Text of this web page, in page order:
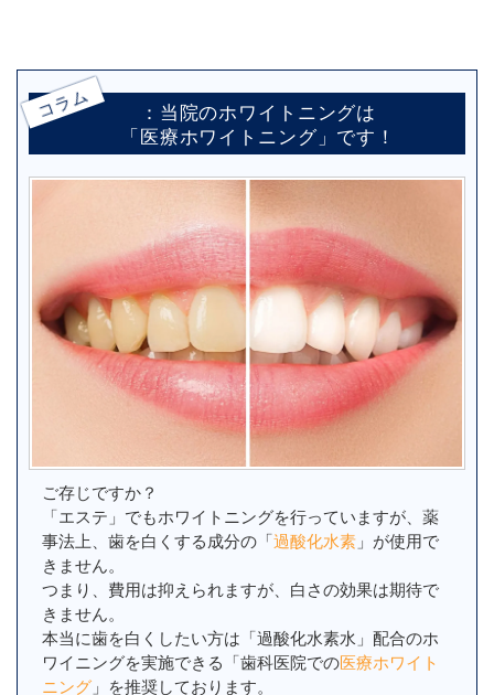
コラム
：当院のホワイトニングは
「医療ホワイトニング」です！
ご存じですか？
「エステ」でもホワイトニングを行っていますが、薬
事法上、歯を白くする成分の「過酸化水素 」が使用で
きません。
つまり、費用は抑えられますが、白さの効果は期待で
きません。
本当に歯を白くしたい方は「過酸化水素水」配合のホ
ワイニングを実施できる「歯科医院での医療ホワイト
ニング 」を推奨しております。